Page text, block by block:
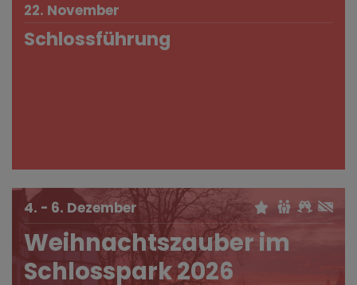
22. November
Schlossführung
4. - 6. Dezember
Weihnachtszauber im
Schlosspark 2026